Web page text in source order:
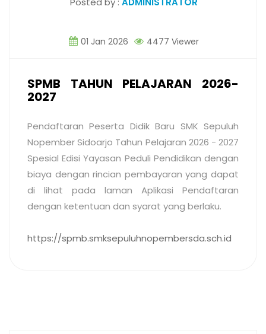
01 Jan 2026 4477 Viewer
SPMB TAHUN PELAJARAN 2026-
2027
Pendaftaran Peserta Didik Baru SMK Sepuluh
Nopember Sidoarjo Tahun Pelajaran 2026 - 2027
Spesial Edisi Yayasan Peduli Pendidikan dengan
biaya dengan rincian pembayaran yang dapat
di lihat pada laman Aplikasi Pendaftaran
dengan ketentuan dan syarat yang berlaku.
https://spmb.smksepuluhnopembersda.sch.id